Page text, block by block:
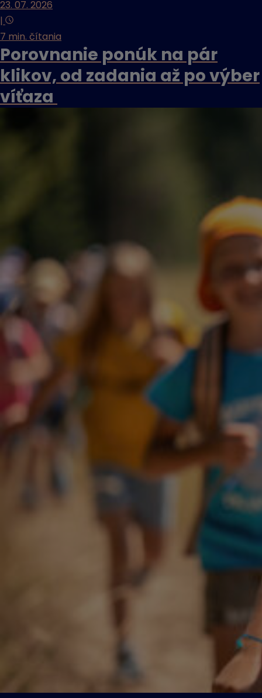
23. 07. 2026
|
7 min. čítania
Porovnanie ponúk na pár
klikov, od zadania až po výber
víťaza